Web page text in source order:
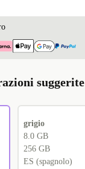
suggerite
grigio
8.0 GB
256 GB
ES (spagnolo)